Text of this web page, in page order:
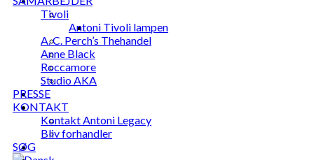
Tivoli
Antoni Tivoli lampen
A. C. Perch’s Thehandel
Anne Black
Roccamore
Studio AKA
PRESSE
KONTAKT
Kontakt Antoni Legacy
Bliv forhandler
SØG